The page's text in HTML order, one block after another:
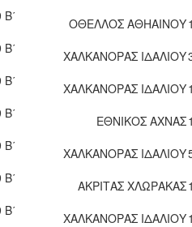
ΟΘΕΛΛΟΣ ΑΘΗΑΙΝΟΥ1
ΧΑΛΚΑΝΟΡΑΣ ΙΔΑΛΙΟΥ
ΧΑΛΚΑΝΟΡΑΣ ΙΔΑΛΙΟΥ1
ΕΘΝΙΚΟΣ ΑΧΝΑΣ1
ΧΑΛΚΑΝΟΡΑΣ ΙΔΑΛΙΟΥ
ΑΚΡΙΤΑΣ ΧΛΩΡΑΚΑΣ1
ΧΑΛΚΑΝΟΡΑΣ ΙΔΑΛΙΟΥ1